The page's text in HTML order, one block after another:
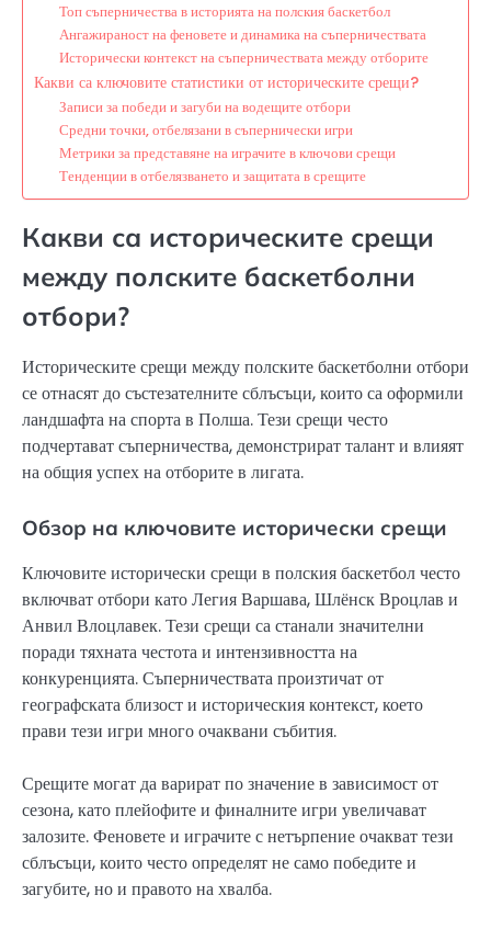
Топ съперничества в историята на полския баскетбол
Ангажираност на феновете и динамика на съперничествата
Исторически контекст на съперничествата между отборите
Какви са ключовите статистики от историческите срещи?
Записи за победи и загуби на водещите отбори
Средни точки, отбелязани в съпернически игри
Метрики за представяне на играчите в ключови срещи
Тенденции в отбелязването и защитата в срещите
Какви са историческите срещи
между полските баскетболни
отбори?
Историческите срещи между полските баскетболни отбори
се отнасят до състезателните сблъсъци, които са оформили
ландшафта на спорта в Полша. Тези срещи често
подчертават съперничества, демонстрират талант и влияят
на общия успех на отборите в лигата.
Обзор на ключовите исторически срещи
Ключовите исторически срещи в полския баскетбол често
включват отбори като Легия Варшава, Шлёнск Вроцлав и
Анвил Влоцлавек. Тези срещи са станали значителни
поради тяхната честота и интензивността на
конкуренцията. Съперничествата произтичат от
географската близост и историческия контекст, което
прави тези игри много очаквани събития.
Срещите могат да варират по значение в зависимост от
сезона, като плейофите и финалните игри увеличават
залозите. Феновете и играчите с нетърпение очакват тези
сблъсъци, които често определят не само победите и
загубите, но и правото на хвалба.